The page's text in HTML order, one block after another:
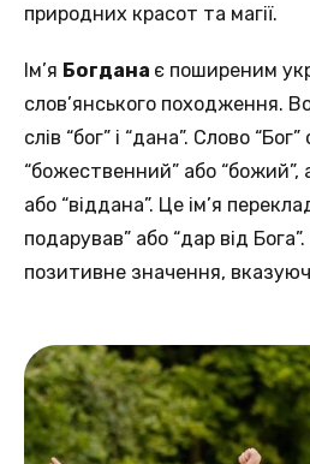
природних красот та магії.
Ім’я Богдана є поширеним
слов’янського походження.
слів “бог” і “дана”. Слово
“божественний” або “божий”,
або “віддана”. Це ім’я
подарував” або “дар від
позитивне значення,